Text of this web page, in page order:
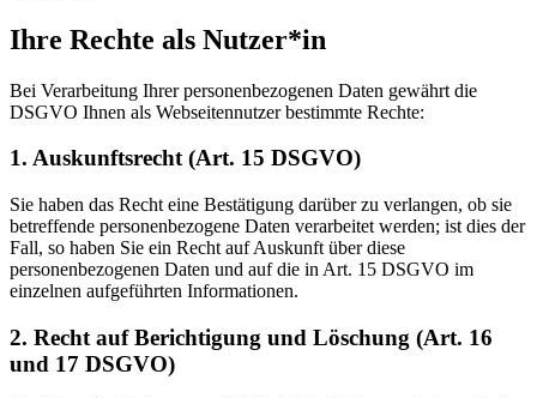
Ihre Rechte als Nutzer*in
Bei Verarbeitung Ihrer personenbezogenen Daten gewährt die
DSGVO Ihnen als Webseitennutzer bestimmte Rechte:
1. Auskunftsrecht (Art. 15 DSGVO)
Sie haben das Recht eine Bestätigung darüber zu verlangen, ob sie
betreffende personenbezogene Daten verarbeitet werden; ist dies der
Fall, so haben Sie ein Recht auf Auskunft über diese
personenbezogenen Daten und auf die in Art. 15 DSGVO im
einzelnen aufgeführten Informationen.
2. Recht auf Berichtigung und Löschung (Art. 16
und 17 DSGVO)